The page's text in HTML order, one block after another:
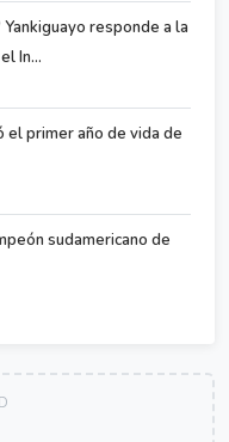
responde a la
In...
el primer año de vida de
sudamericano de